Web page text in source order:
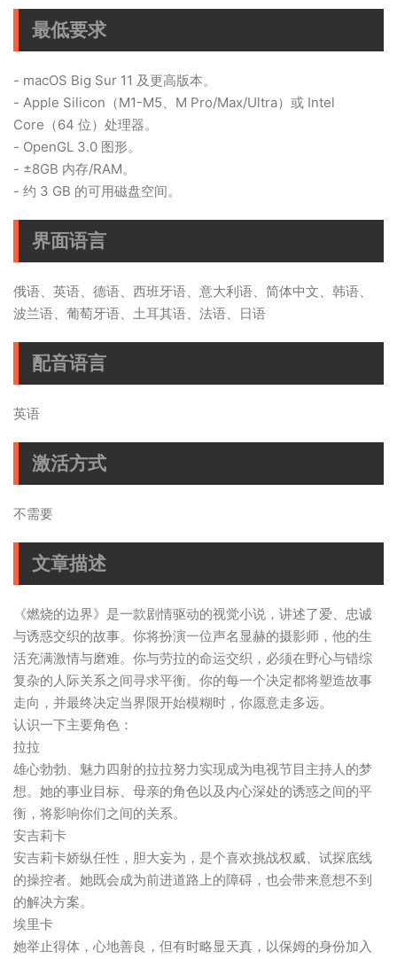
最低要求
- macOS Big Sur 11 及更高版本。
- Apple Silicon（M1-M5、M Pro/Max/Ultra）或 Intel
Core（64 位）处理器。
- OpenGL 3.0 图形。
- ±8GB 内存/RAM。
- 约 3 GB 的可用磁盘空间。
界面语言
俄语、英语、德语、西班牙语、意大利语、简体中文、韩语、
波兰语、葡萄牙语、土耳其语、法语、日语
配音语言
英语
激活方式
不需要
文章描述
《燃烧的边界》是一款剧情驱动的视觉小说，讲述了爱、忠诚
与诱惑交织的故事。你将扮演一位声名显赫的摄影师，他的生
活充满激情与磨难。你与劳拉的命运交织，必须在野心与错综
复杂的人际关系之间寻求平衡。你的每一个决定都将塑造故事
走向，并最终决定当界限开始模糊时，你愿意走多远。
认识一下主要角色：
拉拉
雄心勃勃、魅力四射的拉拉努力实现成为电视节目主持人的梦
想。她的事业目标、母亲的角色以及内心深处的诱惑之间的平
衡，将影响你们之间的关系。
安吉莉卡
安吉莉卡娇纵任性，胆大妄为，是个喜欢挑战权威、试探底线
的操控者。她既会成为前进道路上的障碍，也会带来意想不到
的解决方案。
埃里卡
她举止得体，心地善良，但有时略显天真，以保姆的身份加入